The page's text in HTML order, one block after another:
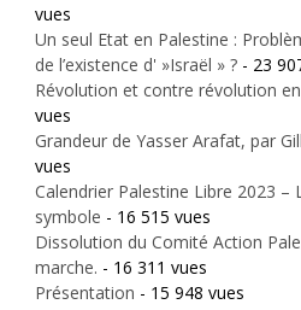
vues
Un seul Etat en Palestine :
de l’existence d' »Israël » ? - 23
Révolution et contre révolution
vues
Grandeur de Yasser Arafat, par
vues
Calendrier Palestine Libre 2023 –
symbole - 16 515 vues
Dissolution du Comité Action
marche. - 16 311 vues
Présentation - 15 948 vues